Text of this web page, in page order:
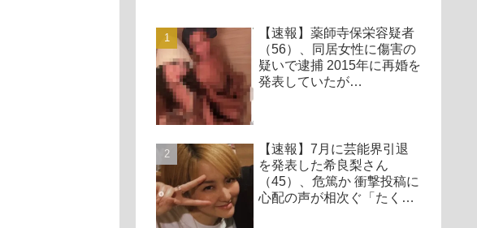
【速報】薬師寺保栄容疑者
（56）、同居女性に傷害の
疑いで逮捕 2015年に再婚を
発表していたが…
【速報】7月に芸能界引退
を発表した希良梨さん
（45）、危篤か 衝撃投稿に
心配の声が相次ぐ「たくさ